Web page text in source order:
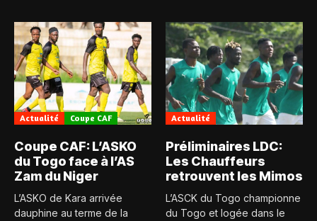
Actualité Coupe CAF
Coupe CAF: L’ASKO
du Togo face à l’AS
Zam du Niger
L’ASKO de Kara arrivée
dauphine au terme de la
Actualité
Préliminaires LDC:
Les Chauffeurs
retrouvent les Mimos
L’ASCK du Togo championne
du Togo et logée dans le